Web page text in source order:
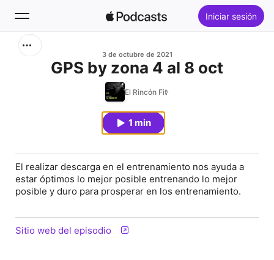
Iniciar sesión
3 de octubre de 2021
GPS by zona 4 al 8 oct
El Rincón Fit
1 min
El realizar descarga en el entrenamiento nos ayuda a
estar óptimos lo mejor posible entrenando lo mejor
posible y duro para prosperar en los entrenamiento.
Sitio web del episodio